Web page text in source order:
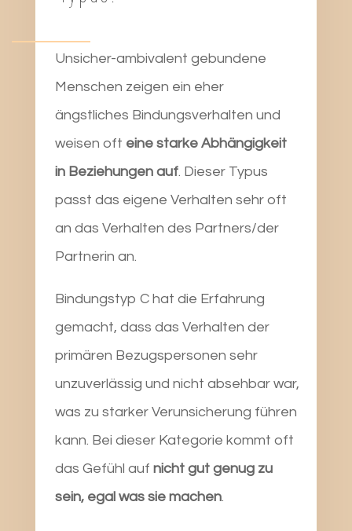
Unsicher-ambivalent gebundene
Menschen zeigen ein eher
ängstliches Bindungsverhalten und
weisen oft eine starke Abhängigkeit
in Beziehungen auf. Dieser Typus
passt das eigene Verhalten sehr oft
an das Verhalten des Partners/der
Partnerin an.
Bindungstyp C hat die Erfahrung
gemacht, dass das Verhalten der
primären Bezugspersonen sehr
unzuverlässig und nicht absehbar war,
was zu starker Verunsicherung führen
kann. Bei dieser Kategorie kommt oft
das Gefühl auf nicht gut genug zu
sein, egal was sie machen.